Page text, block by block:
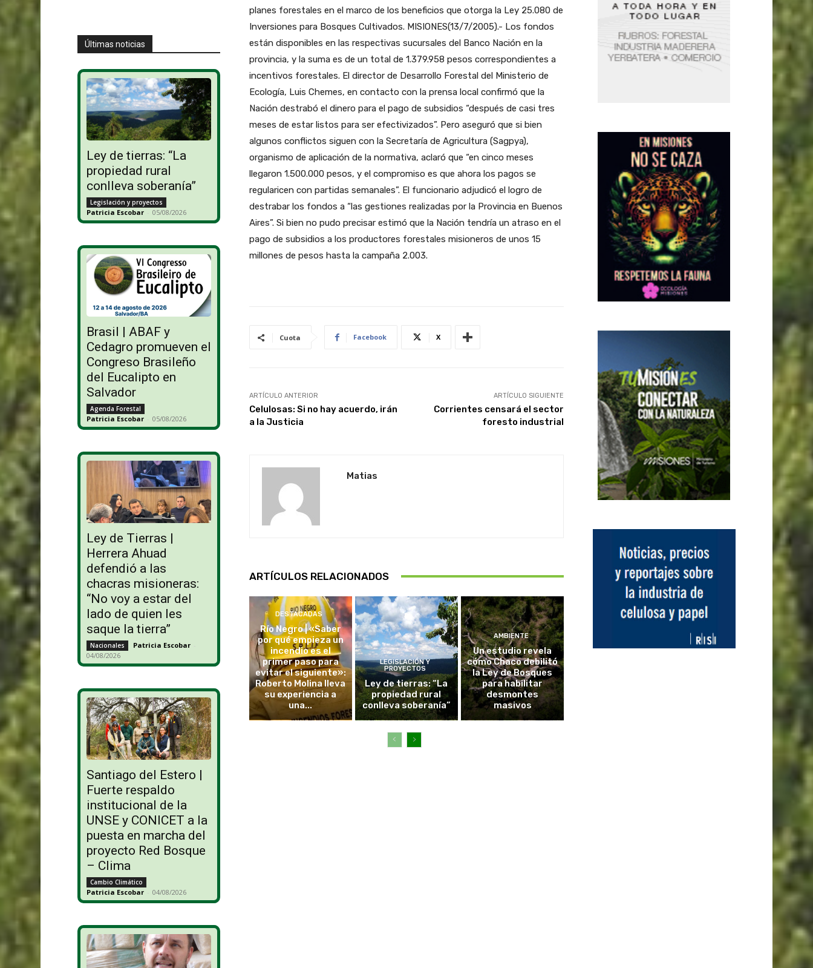
Últimas noticias
Ley de tierras: “La
propiedad rural
conlleva soberanía”
Legislación y proyectos
Patricia Escobar - 05/08/2026
Brasil | ABAF y
Cedagro promueven el
Congreso Brasileño
del Eucalipto en
Salvador
Agenda Forestal
Patricia Escobar - 05/08/2026
Ley de Tierras |
Herrera Ahuad
defendió a las
chacras misioneras:
“No voy a estar del
lado de quien les
saque la tierra”
Nacionales Patricia Escobar -
04/08/2026
Santiago del Estero |
Fuerte respaldo
institucional de la
UNSE y CONICET a la
puesta en marcha del
proyecto Red Bosque
– Clima
Cambio Climático
Patricia Escobar - 04/08/2026
planes forestales en el marco de los beneficios que otorga la Ley 25.080 de
Inversiones para Bosques Cultivados. MISIONES(13/7/2005).- Los fondos
están disponibles en las respectivas sucursales del Banco Nación en la
provincia, y la suma es de un total de 1.379.958 pesos correspondientes a
incentivos forestales. El director de Desarrollo Forestal del Ministerio de
Ecología, Luis Chemes, en contacto con la prensa local confirmó que la
Nación destrabó el dinero para el pago de subsidios “después de casi tres
meses de estar listos para ser efectivizados”. Pero aseguró que si bien
algunos conflictos siguen con la Secretaría de Agricultura (Sagpya),
organismo de aplicación de la normativa, aclaró que “en cinco meses
llegaron 1.500.000 pesos, y el compromiso es que ahora los pagos se
regularicen con partidas semanales”. El funcionario adjudicó el logro de
destrabar los fondos a “las gestiones realizadas por la Provincia en Buenos
Aires”. Si bien no pudo precisar estimó que la Nación tendría un atraso en el
pago de subsidios a los productores forestales misioneros de unos 15
millones de pesos hasta la campaña 2.003.
Cuota Facebook X
ARTÍCULO ANTERIOR
Celulosas: Si no hay acuerdo, irán
a la Justicia
ARTÍCULO SIGUIENTE
Corrientes censará el sector
foresto industrial
Matias
ARTÍCULOS RELACIONADOS
DESTACADAS
Río Negro | «Saber
por qué empieza un
incendio es el
primer paso para
evitar el siguiente»:
Roberto Molina lleva
su experiencia a
una...
LEGISLACIÓN Y
PROYECTOS
Ley de tierras: “La
propiedad rural
conlleva soberanía”
AMBIENTE
Un estudio revela
cómo Chaco debilitó
la Ley de Bosques
para habilitar
desmontes
masivos